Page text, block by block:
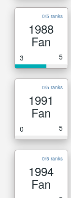
0/5 ranks
1988
Fan
3 5
0/5 ranks
1991
Fan
0 5
0/5 ranks
1994
Fan